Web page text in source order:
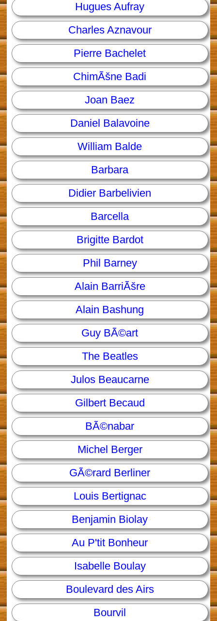
Hugues Aufray
Charles Aznavour
Pierre Bachelet
ChimÃšne Badi
Joan Baez
Daniel Balavoine
William Balde
Barbara
Didier Barbelivien
Barcella
Brigitte Bardot
Phil Barney
Alain BarriÃšre
Alain Bashung
Guy BÃ©art
The Beatles
Julos Beaucarne
Gilbert Becaud
BÃ©nabar
Michel Berger
GÃ©rard Berliner
Louis Bertignac
Benjamin Biolay
Au P'tit Bonheur
Isabelle Boulay
Boulevard des Airs
Bourvil